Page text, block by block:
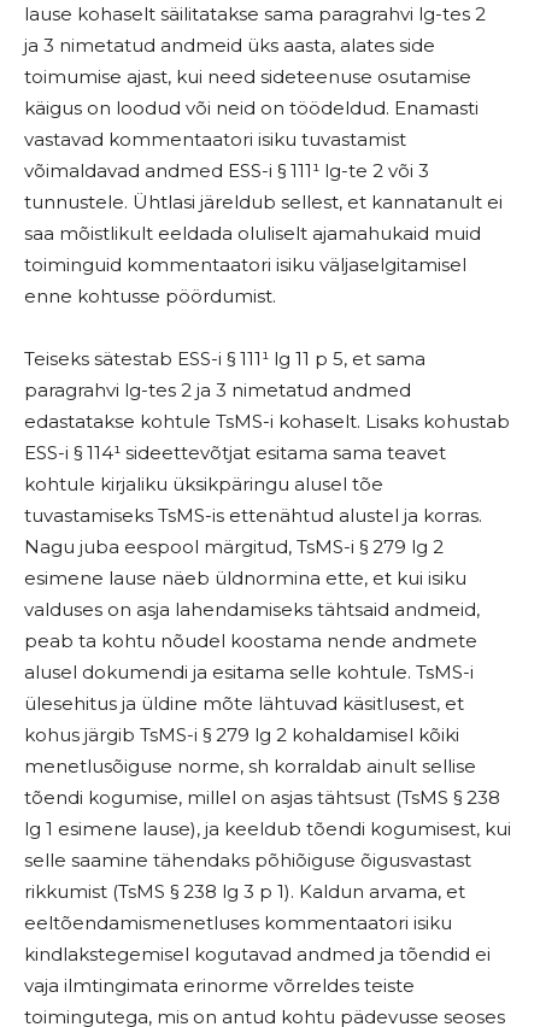
lause kohaselt säilitatakse sama paragrahvi lg-tes 2
ja 3 nimetatud andmeid üks aasta, alates side
toimumise ajast, kui need sideteenuse osutamise
käigus on loodud või neid on töödeldud. Enamasti
vastavad kommentaatori isiku tuvastamist
võimaldavad andmed ESS-i § 111¹ lg-te 2 või 3
tunnustele. Ühtlasi järeldub sellest, et kannatanult ei
saa mõistlikult eeldada oluliselt ajamahukaid muid
toiminguid kommentaatori isiku väljaselgitamisel
enne kohtusse pöördumist.
Teiseks sätestab ESS-i § 111¹ lg 11 p 5, et sama
paragrahvi lg-tes 2 ja 3 nimetatud andmed
edastatakse kohtule TsMS-i kohaselt. Lisaks kohustab
ESS-i § 114¹ sideettevõtjat esitama sama teavet
kohtule kirjaliku üksikpäringu alusel tõe
tuvastamiseks TsMS-is ettenähtud alustel ja korras.
Nagu juba eespool märgitud, TsMS-i § 279 lg 2
esimene lause näeb üldnormina ette, et kui isiku
valduses on asja lahendamiseks tähtsaid andmeid,
peab ta kohtu nõudel koostama nende andmete
alusel dokumendi ja esitama selle kohtule. TsMS-i
ülesehitus ja üldine mõte lähtuvad käsitlusest, et
kohus järgib TsMS-i § 279 lg 2 kohaldamisel kõiki
menetlusõiguse norme, sh korraldab ainult sellise
tõendi kogumise, millel on asjas tähtsust (TsMS § 238
lg 1 esimene lause), ja keeldub tõendi kogumisest, kui
selle saamine tähendaks põhiõiguse õigusvastast
rikkumist (TsMS § 238 lg 3 p 1). Kaldun arvama, et
eeltõendamismenetluses kommentaatori isiku
kindlakstegemisel kogutavad andmed ja tõendid ei
vaja ilmtingimata erinorme võrreldes teiste
toimingutega, mis on antud kohtu pädevusse seoses